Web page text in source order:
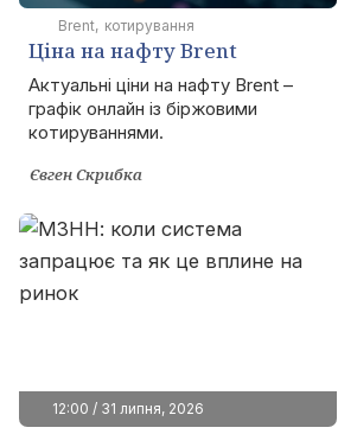
Brent котирування
Ціна на нафту Brent
сьогодні | графік онлайн
Актуальні ціни на нафту Brent –
графік онлайн із біржовими
котируваннями.
Євген Скрибка
12:00 / 31 липня, 2026